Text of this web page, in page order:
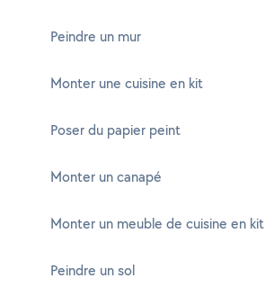
Peindre un mur
Monter une cuisine en kit
Poser du papier peint
Monter un canapé
Monter un meuble de cuisine en kit
Peindre un sol